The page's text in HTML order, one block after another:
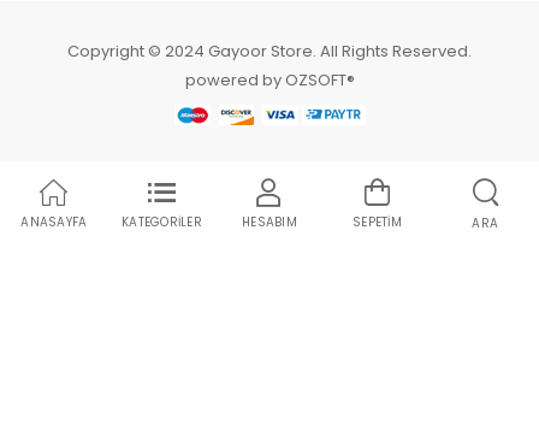
Copyright © 2024 Gayoor Store. All Rights Reserved.
powered by OZSOFT®
ANASAYFA KATEGORİLER HESABIM SEPETİM ARA